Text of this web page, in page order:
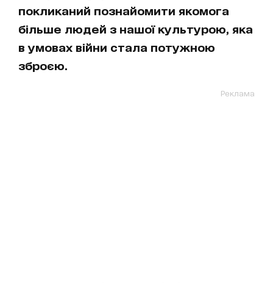
покликаний познайомити якомога
більше людей з нашої культурою, яка
в умовах війни стала потужною
зброєю.
Реклама